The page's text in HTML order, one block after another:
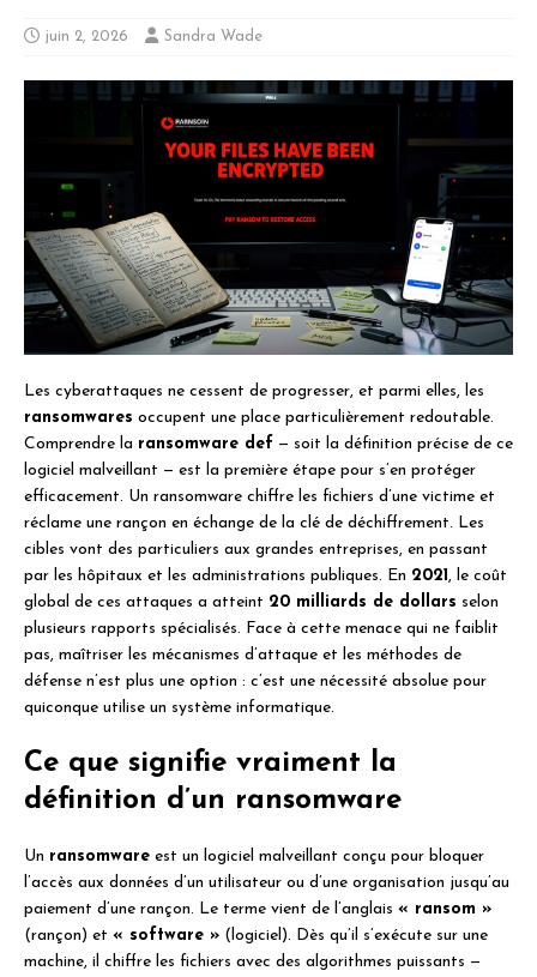
juin 2, 2026 Sandra Wade
Les cyberattaques ne cessent de progresser, et parmi elles, les
ransomwares occupent une place particulièrement redoutable.
Comprendre la ransomware def — soit la définition précise de ce
logiciel malveillant — est la première étape pour s’en protéger
efficacement. Un ransomware chiffre les fichiers d’une victime et
réclame une rançon en échange de la clé de déchiffrement. Les
cibles vont des particuliers aux grandes entreprises, en passant
par les hôpitaux et les administrations publiques. En 2021 , le coût
global de ces attaques a atteint 20 milliards de dollars selon
plusieurs rapports spécialisés. Face à cette menace qui ne faiblit
pas, maîtriser les mécanismes d’attaque et les méthodes de
défense n’est plus une option : c’est une nécessité absolue pour
quiconque utilise un système informatique.
Ce que signifie vraiment la
définition d’un ransomware
Un ransomware est un logiciel malveillant conçu pour bloquer
l’accès aux données d’un utilisateur ou d’une organisation jusqu’au
paiement d’une rançon. Le terme vient de l’anglais « ransom »
(rançon) et « software » (logiciel). Dès qu’il s’exécute sur une
machine, il chiffre les fichiers avec des algorithmes puissants —